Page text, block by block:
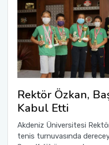
Rektör Özkan,
Kabul Etti
Akdeniz Üniversitesi
tenis turnuvasında